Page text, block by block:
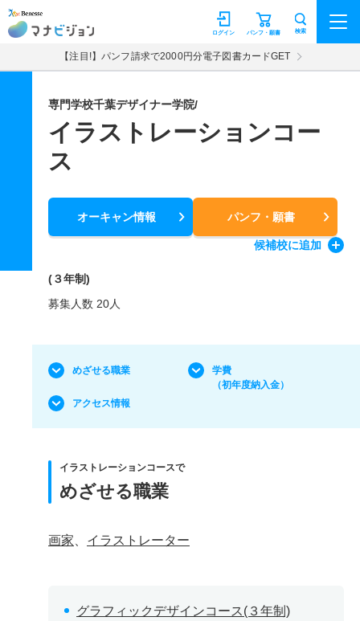
マナビジョン パンフ・願書
ログイン 検索
【注目!】パンフ請求で2000円分電子図書カードGET
専門学校千葉デザイナー学院/
イラストレーションコー
ス
オーキャン情報 パンフ・願書
候補校に追加
(３年制)
募集人数 20人
めざせる職業
学費
（初年度納入金）
アクセス情報
イラストレーションコースで
めざせる職業
画家 イラストレーター
グラフィックデザインコース(３年制)